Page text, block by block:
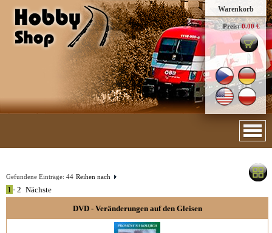
Warenkorb
Preis: 0.00 €
Reihen nach
Gefundene Einträge: 44
1 • 2 Nächste
DVD - Veränderungen auf den Gleisen